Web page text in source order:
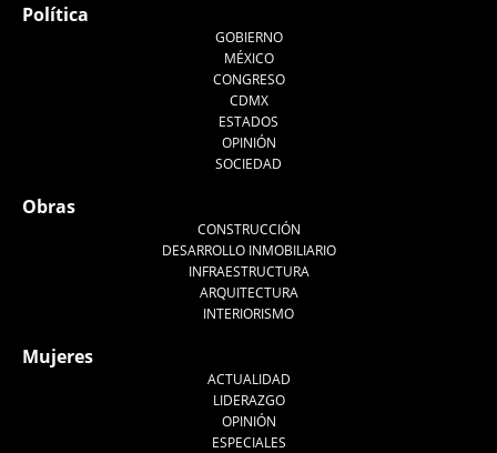
Política
GOBIERNO
MÉXICO
CONGRESO
CDMX
ESTADOS
OPINIÓN
SOCIEDAD
Obras
CONSTRUCCIÓN
DESARROLLO INMOBILIARIO
INFRAESTRUCTURA
ARQUITECTURA
INTERIORISMO
Mujeres
ACTUALIDAD
LIDERAZGO
OPINIÓN
ESPECIALES